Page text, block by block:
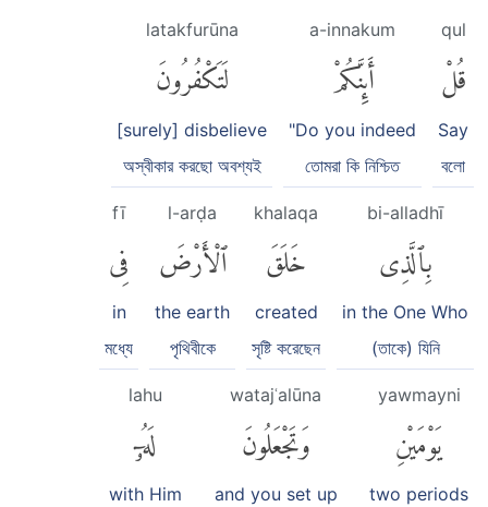
qul
قُلْ
Say
বলো
a-innakum
أَئِنَّكُمْ
"Do you indeed
তোমরা কি নিশ্চিত
latakfurūna
لَتَكْفُرُونَ
[surely] disbelieve
অস্বীকার করছো অবশ্যই
bi-alladhī
بِٱلَّذِى
in the One Who
(তাকে) যিনি
khalaqa
خَلَقَ
created
সৃষ্টি করেছেন
l-arḍa
ٱلْأَرْضَ
the earth
পৃথিবীকে
fī
فِى
in
মধ্যে
yawmayni
يَوْمَيْنِ
two periods
watajʿalūna
وَتَجْعَلُونَ
and you set up
lahu
لَهُۥٓ
with Him